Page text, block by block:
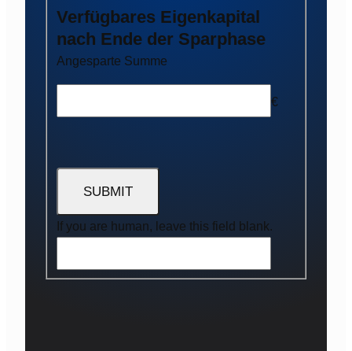
Verfügbares Eigenkapital
nach Ende der Sparphase
Angesparte Summe
€
If you are human, leave this field blank.